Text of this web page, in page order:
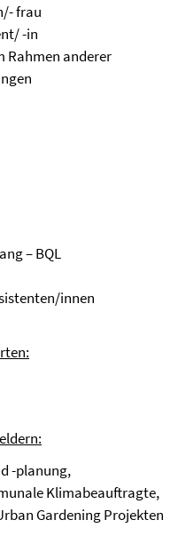
frau
-in
Rahmen anderer
– BQL
innen
-planung,
Klimabeauftragte,
Gardening Projekten